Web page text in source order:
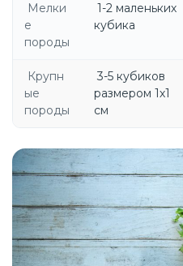
Мелки
е
породы
1-2 маленьких
кубика
Крупн
ые
породы
3-5 кубиков
размером 1х1
см